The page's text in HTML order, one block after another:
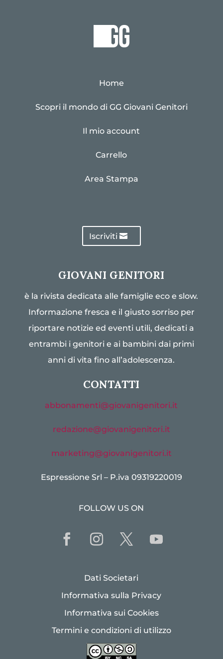
Home
Scopri il mondo di GG Giovani Genitori
Il mio account
Carrello
Area Stampa
Iscriviti
GIOVANI GENITORI
è la rivista dedicata alle famiglie eco e slow.
Informazione fresca e il giusto sorriso per
riportare notizie ed eventi utili, dedicati a
entrambi i genitori e ai bambini dai primi
anni di vita fino all’adolescenza.
CONTATTI
abbonamenti@giovanigenitori.it
redazione@giovanigenitori.it
marketing@giovanigenitori.it
Espressione Srl – P.iva 09319220019
FOLLOW US ON
Dati Societari
Informativa sulla Privacy
Informativa sui Cookies
Termini e condizioni di utilizzo